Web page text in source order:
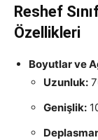
Reshef
Özellikleri
Boyutlar ve
Uzunluk:
Genişlik: